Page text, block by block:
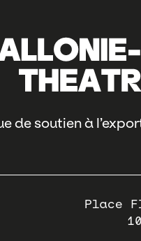
de soutien à
Place